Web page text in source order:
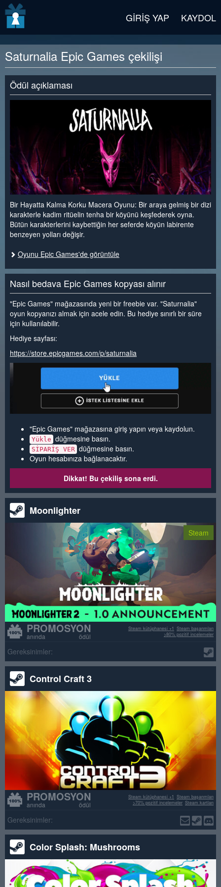
GIRIŞ YAP KAYDOL
Saturnalia Epic Games çekilişi
Ödül açıklaması
Bir Hayatta Kalma Korku Macera Oyunu: Bir araya gelmiş bir dizi
karakterle kadim ritüelin tenha bir köyünü keşfederek oyna.
Bütün karakterlerini kaybettiğin her seferde köyün labirente
benzeyen yolları değişir.
Oyunu Epic Games'de görüntüle
Nasıl bedava Epic Games kopyası alınır
"Epic Games" mağazasında yeni bir freebie var. "Saturnalia"
oyun kopyanızı almak için acele edin. Bu hediye sınırlı bir süre
için kullanılabilir.
Hediye sayfası:
https://store.epicgames.com/p/saturnalia
"Epic Games" mağazasına giriş yapın veya kaydolun.
Yükle düğmesine basın.
SİPARİŞ VER düğmesine basın.
Oyun hesabınıza bağlanacaktır.
Dikkat! Bu çekiliş sona erdi.
Moonlighter
Steam
PROMOSYON
anında ödül
Steam başarımları
Steam kütüphanesi +1
>80% pozitif incelemeler
Gereksinimler:
Control Craft 3
PROMOSYON
anında ödül
Steam başarımları
Steam kütüphanesi +1
Steam kartları
>70% pozitif incelemeler
Gereksinimler:
Color Splash: Mushrooms